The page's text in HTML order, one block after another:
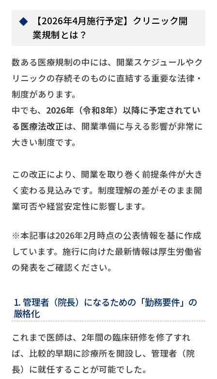
【2026年4月施行予定】クリニック開
業規制とは？
数ある医療規制の中には、開業スケジュールやク
リニックの存続そのものに直結する重要な法律・
制度があります。
中でも、 2026年（令和8年）以降に予定されてい
る医療法改正は、開業準備に与える影響が非常に
大きい制度です。
この改正により、開業を取り巻く前提条件が大き
く変わる見込みです。制度理解の差がそのまま開
業可否や経営安定性に影響します。
※本記事は2026年2月時点の公表情報を基に作成
しています。施行に向けた最新情報は厚生労働省
の発表をご確認ください。
1. 管理者（院長）になるための「勤務要件」の
厳格化
これまで医師は、2年間の臨床研修を修了すれ
ば、比較的早期に診療所を開設し、管理者（院
長）に就任することが可能でした。